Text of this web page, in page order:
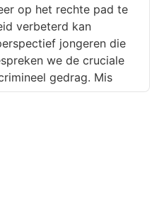
op het rechte pad te
verbeterd kan
jongeren die
we de cruciale
gedrag. Mis